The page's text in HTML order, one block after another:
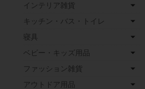
インテリア雑貨
キッチン・バス・トイレ
寝具
ベビー・キッズ用品
ファッション雑貨
アウトドア用品